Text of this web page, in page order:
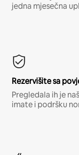
jedna mjesečna
Rezervišite sa
Pregledala ih je
imate i podršku